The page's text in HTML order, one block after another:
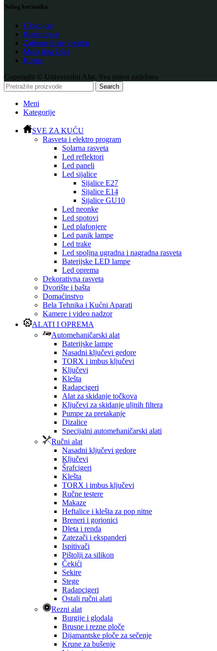
Nalog korisnika
Uloguj se
Registruj se
Zaboravili ste lozinku
Moja lista želja
Korpa
Copyright © Univerzalni Alat. Sva prava zadržana
Search
Meni
Kategorije
SVE ZA KUĆU
Rasveta i elektro program
Solarna rasveta
Led reflektori
Led paneli
Led sijalice
Sijalice E27
Sijalice E14
Sijalice GU10
Led neonke
Led spotovi
Led plafonjere
Led panik lampe
Led trake
Led spoljna ugradna i nagradna rasveta
Baterijske LED lampe
Led oprema
Dekorativna rasveta
Dvorište i bašta
Domaćinstvo
Bela Tehnika i Kućni Aparati
Kamere i video nadzor
ALATI I OPREMA
Automehaničarski alat
Baterijske lampe
Nasadni ključevi gedore
TORX i imbus ključevi
Ključevi
Klešta
Radapcigeri
Alat za skidanje točkova
Ključevi za skidanje uljnih filtera
Pumpe za pretakanje
Dizalice
Specijalni automehaničarski alati
Ručni alat
Nasadni ključevi gedore
Ključevi
Šrafcigeri
Klešta
TORX i imbus ključevi
Ručne testere
Makaze
Heftalice i klešta za pop nitne
Breneri i gorionici
Dleta i renda
Zatezači i ekspanderi
Ispitivači
Pištolji za silikon
Čekići
Sekire
Stege
Radapcigeri
Ostali ručni alati
Rezni alat
Burgije i glodala
Brusne i rezne ploče
Dijamantske ploče za sečenje
Krune za bušenje